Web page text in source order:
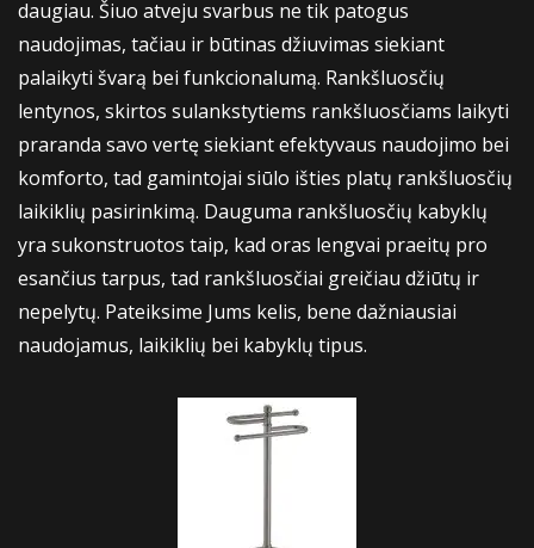
daugiau. Šiuo atveju svarbus ne tik patogus
naudojimas, tačiau ir būtinas džiuvimas siekiant
palaikyti švarą bei funkcionalumą. Rankšluosčių
lentynos, skirtos sulankstytiems rankšluosčiams laikyti
praranda savo vertę siekiant efektyvaus naudojimo bei
komforto, tad gamintojai siūlo išties platų rankšluosčių
laikiklių pasirinkimą. Dauguma rankšluosčių kabyklų
yra sukonstruotos taip, kad oras lengvai praeitų pro
esančius tarpus, tad rankšluosčiai greičiau džiūtų ir
nepelytų. Pateiksime Jums kelis, bene dažniausiai
naudojamus, laikiklių bei kabyklų tipus.